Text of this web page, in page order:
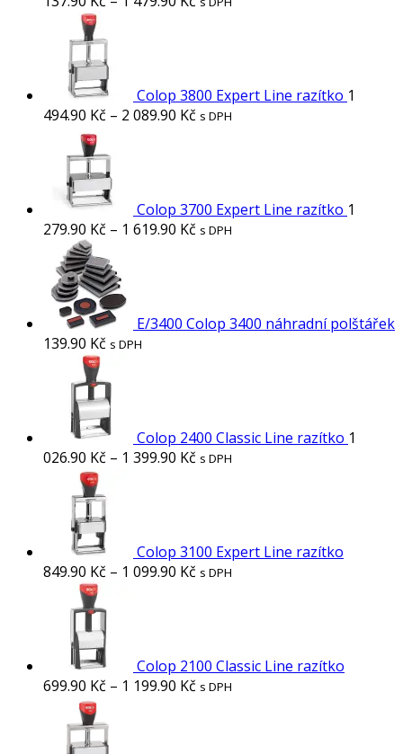
Colop 3800 Expert Line razítko 1
494.90 Kč – 2 089.90 Kč s DPH
Colop 3700 Expert Line razítko 1
279.90 Kč – 1 619.90 Kč s DPH
E/3400 Colop 3400 náhradní polštářek
139.90 Kč s DPH
Colop 2400 Classic Line razítko 1
026.90 Kč – 1 399.90 Kč s DPH
Colop 3100 Expert Line razítko
849.90 Kč – 1 099.90 Kč s DPH
Colop 2100 Classic Line razítko
699.90 Kč – 1 199.90 Kč s DPH